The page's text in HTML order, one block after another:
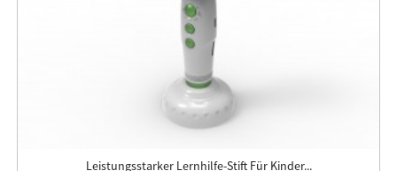
Leistungsstarker Lernhilfe-Stift Für Kinder...